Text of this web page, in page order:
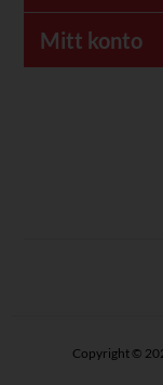
Mitt konto
Copyright ©